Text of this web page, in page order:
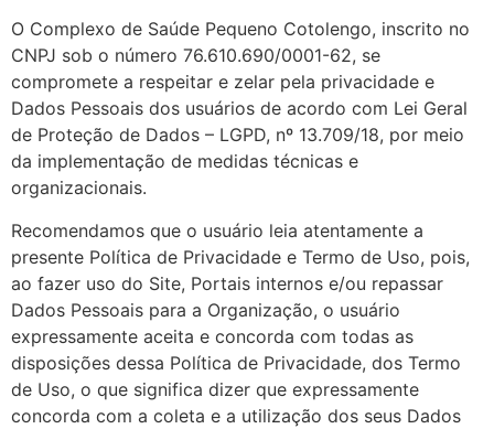
O Complexo de Saúde Pequeno Cotolengo, inscrito no
CNPJ sob o número 76.610.690/0001-62, se
compromete a respeitar e zelar pela privacidade e
Dados Pessoais dos usuários de acordo com Lei Geral
de Proteção de Dados – LGPD, nº 13.709/18, por meio
da implementação de medidas técnicas e
organizacionais.
Recomendamos que o usuário leia atentamente a
presente Política de Privacidade e Termo de Uso, pois,
ao fazer uso do Site, Portais internos e/ou repassar
Dados Pessoais para a Organização, o usuário
expressamente aceita e concorda com todas as
disposições dessa Política de Privacidade, dos Termo
de Uso, o que significa dizer que expressamente
concorda com a coleta e a utilização dos seus Dados